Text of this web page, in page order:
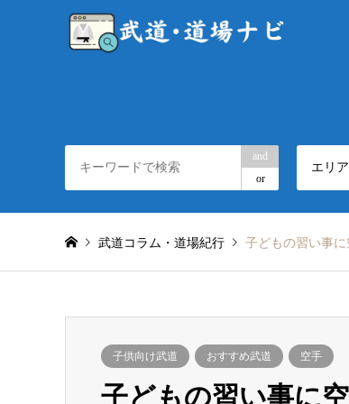
and
or
エリ
武道コラム・道場紀行 子どもの習い事
子供向け武道 おすすめ武道 空手
子どもの習い事に